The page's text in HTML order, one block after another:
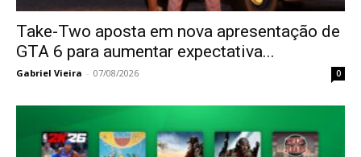
Take-Two aposta em nova apresentação de
GTA 6 para aumentar expectativa...
Gabriel Vieira - 07/08/2026 0